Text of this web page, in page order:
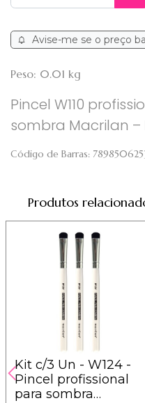
Avise-me se o preço
Peso: 0.01 kg
Pincel W110
sombra Macrilan –
Código de Barras:
Produtos
Kit c/3 Un - W124 -
Pincel profissional
para sombra